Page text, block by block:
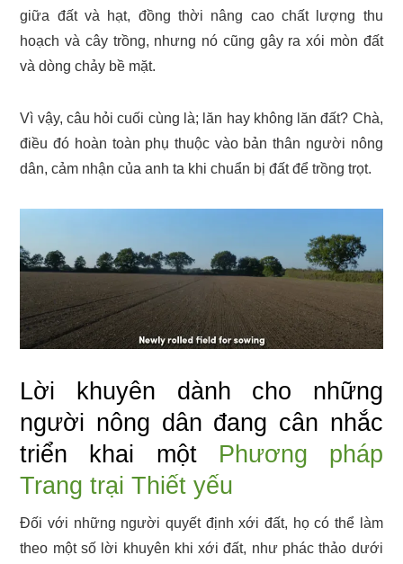
giữa đất và hạt, đồng thời nâng cao chất lượng thu
hoạch và cây trồng, nhưng nó cũng gây ra xói mòn đất
và dòng chảy bề mặt.
Vì vậy, câu hỏi cuối cùng là; lăn hay không lăn đất? Chà,
điều đó hoàn toàn phụ thuộc vào bản thân người nông
dân, cảm nhận của anh ta khi chuẩn bị đất để trồng trọt.
Lời khuyên dành cho những
người nông dân đang cân nhắc
triển khai một Phương pháp
Trang trại Thiết yếu
Đối với những người quyết định xới đất, họ có thể làm
theo một số lời khuyên khi xới đất, như phác thảo dưới